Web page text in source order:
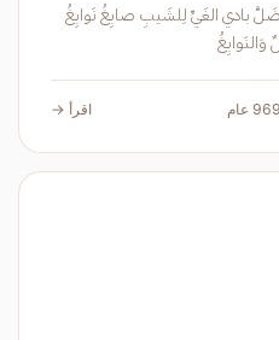
إِذا قُلتَ إِنَّ الشَيبَ لِلَّهِ صَبغُهُ فَقَد ضَلَّ بادي الغَيِّ لِلشَيبِ صابِغُ نَوابِغُ
اقرأ →